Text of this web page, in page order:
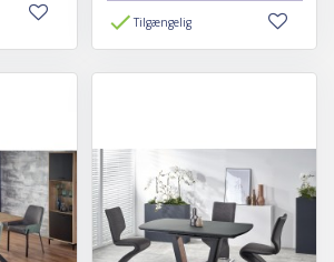
Tilgængelig